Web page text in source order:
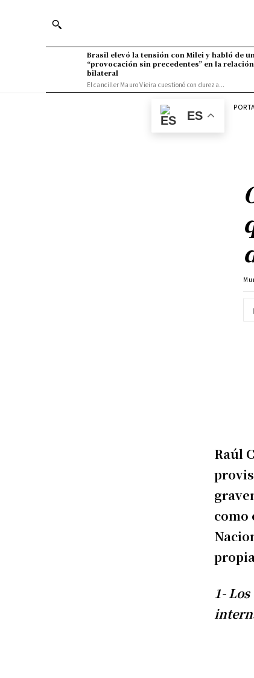
Brasil elevó la tensión con Milei y habló de
“provocación sin precedentes” en la relación
bilateral
El canciller Mauro Vieira cuestionó con dureza...
ES
Raúl
como
1-